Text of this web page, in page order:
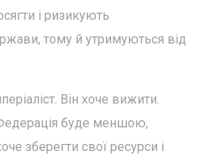
і ризикують
тому й утримуються від
Він хоче вижити.
буде меншою,
зберегти свої ресурси і